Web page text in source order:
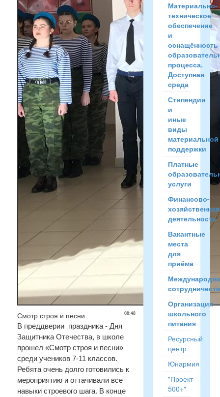
08:48
Смотр строя и песни
В преддверии праздника - Дня
Защитника Отечества, в школе
прошел «Смотр строя и песни»
среди учеников 7-11 классов.
Ребята очень долго готовились к
мероприятию и оттачивали все
навыки строевого шага. В конце
Материально-
техническое
обеспечение
и
оснащённость
процесса.
Доступная
среда
Стипендии
и
иные
виды
материальной
поддержки
Платные
услуги
Финансово-
хозяйственная
деятельность
Вакантные
места
для
приёма
Организация
школьного
питания
Ресурсный
центр
Юнармия
"Проект
500+"